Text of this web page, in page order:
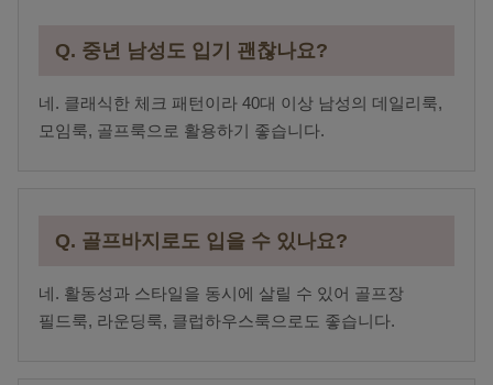
Q. 중년 남성도 입기 괜찮나요?
네. 클래식한 체크 패턴이라 40대 이상 남성의 데일리룩,
모임룩, 골프룩으로 활용하기 좋습니다.
Q. 골프바지로도 입을 수 있나요?
네. 활동성과 스타일을 동시에 살릴 수 있어 골프장
필드룩, 라운딩룩, 클럽하우스룩으로도 좋습니다.